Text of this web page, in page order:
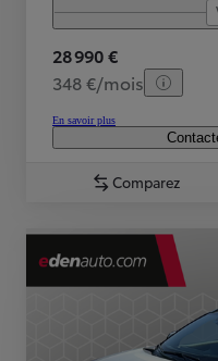
28 990 €
348 €/mois
En savoir plus
Comparez